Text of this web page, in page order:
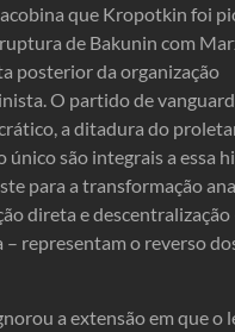
que Kropotkin foi
de Bakunin com
posterior da organização
O partido de
a ditadura do
único são integrais a essa
para a transformação
direta e descentralização
representam o reverso
a extensão em que o